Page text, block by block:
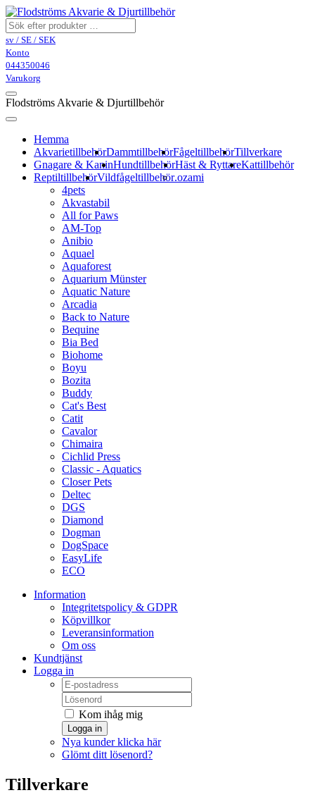
sv / SE / SEK
Konto
044350046
Varukorg
Flodströms Akvarie & Djurtillbehör
Hemma
AkvarietillbehörDammtillbehörFågeltillbehör
Gnagare & KaninHundtillbehörHäst & RyttareKattillbehör
ReptiltillbehörVildfågeltillbehör
Tillverkare
.ozami
4pets
Akvastabil
All for Paws
AM-Top
Anibio
Aquael
Aquaforest
Aquarium Münster
Aquatic Nature
Arcadia
Back to Nature
Bequine
Bia Bed
Biohome
Boyu
Bozita
Buddy
Cat's Best
Catit
Cavalor
Chimaira
Cichlid Press
Classic - Aquatics
Closer Pets
Deltec
DGS
Diamond
Dogman
DogSpace
EasyLife
ECO
Information
Integritetspolicy & GDPR
Köpvillkor
Leveransinformation
Om oss
Kundtjänst
Logga in
Kom ihåg mig
Logga in
Nya kunder klicka här
Glömt ditt lösenord?
Tillverkare